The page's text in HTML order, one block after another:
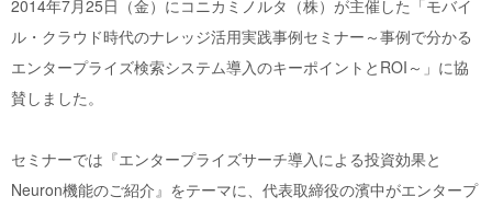
2014年7月25日（金）にコニカミノルタ（株）が主催した「モバイ
ル・クラウド時代のナレッジ活用実践事例セミナー～事例で分かる
エンタープライズ検索システム導入のキーポイントとROI～」に協
賛しました。
セミナーでは『エンタープライズサーチ導入による投資効果と
Neuron機能のご紹介』をテーマに、代表取締役の濱中がエンタープ